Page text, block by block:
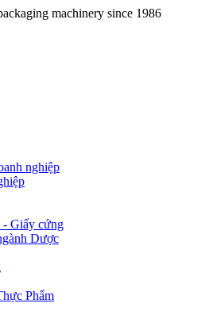
machinery since 1986
nghiệp
Giấy cứng
Dược
Phẩm